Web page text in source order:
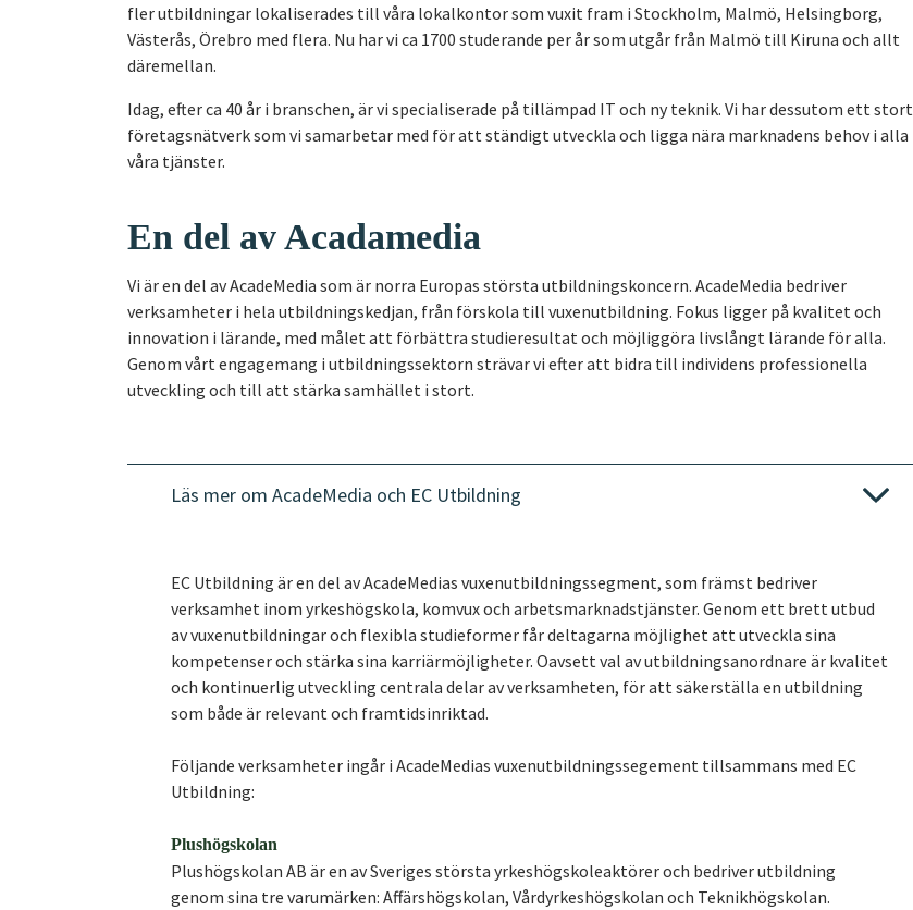
fler utbildningar lokaliserades till våra lokalkontor som vuxit fram i Stockholm, Malmö, Helsingborg,
Västerås, Örebro med flera. Nu har vi ca 1700 studerande per år som utgår från Malmö till Kiruna och allt
däremellan.
Idag, efter ca 40 år i branschen, är vi specialiserade på tillämpad IT och ny teknik. Vi har dessutom ett stort
företagsnätverk som vi samarbetar med för att ständigt utveckla och ligga nära marknadens behov i alla
våra tjänster.
En del av Acadamedia
Vi är en del av AcadeMedia som är norra Europas största utbildningskoncern. AcadeMedia bedriver
verksamheter i hela utbildningskedjan, från förskola till vuxenutbildning. Fokus ligger på kvalitet och
innovation i lärande, med målet att förbättra studieresultat och möjliggöra livslångt lärande för alla.
Genom vårt engagemang i utbildningssektorn strävar vi efter att bidra till individens professionella
utveckling och till att stärka samhället i stort.
Läs mer om AcadeMedia och EC Utbildning
EC Utbildning är en del av AcadeMedias vuxenutbildningssegment, som främst bedriver
verksamhet inom yrkeshögskola, komvux och arbetsmarknadstjänster. Genom ett brett utbud
av vuxenutbildningar och flexibla studieformer får deltagarna möjlighet att utveckla sina
kompetenser och stärka sina karriärmöjligheter. Oavsett val av utbildningsanordnare är kvalitet
och kontinuerlig utveckling centrala delar av verksamheten, för att säkerställa en utbildning
som både är relevant och framtidsinriktad.
Följande verksamheter ingår i AcadeMedias vuxenutbildningssegement tillsammans med EC
Utbildning:
Plushögskolan
Plushögskolan AB är en av Sveriges största yrkeshögskoleaktörer och bedriver utbildning
genom sina tre varumärken: Affärshögskolan, Vårdyrkeshögskolan och Teknikhögskolan.